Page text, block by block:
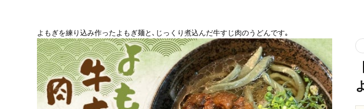
よもぎを練り込み作ったよもぎ麺と､じっくり煮込んだ牛すじ肉のうどんです｡